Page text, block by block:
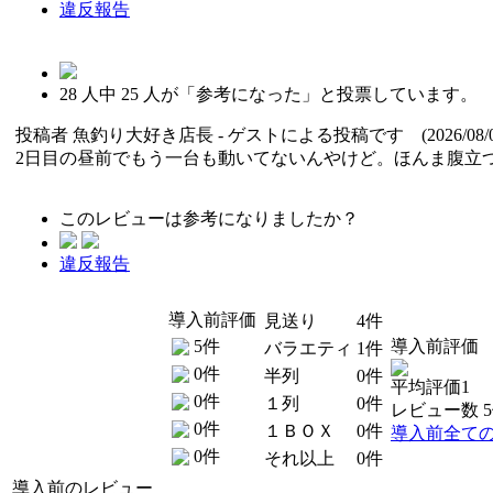
違反報告
28 人中 25 人が「参考になった」と投票しています。
投稿者 魚釣り大好き店長 - ゲストによる投稿です (2026/08/
2日目の昼前でもう一台も動いてないんやけど。ほんま腹立
このレビューは参考になりましたか？
違反報告
導入前評価
5件
0件
0件
0件
0件
見送り
4件
バラエティ 1件
半列
0件
１列
0件
１ＢＯＸ
0件
それ以上
0件
導入前評価
平均評価1
レビュー数
導入前全て
導入前のレビュー